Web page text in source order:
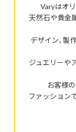
Varyはオ
天然石や貴金
デザイン、製
ジュエリーや
お客様
ファッション